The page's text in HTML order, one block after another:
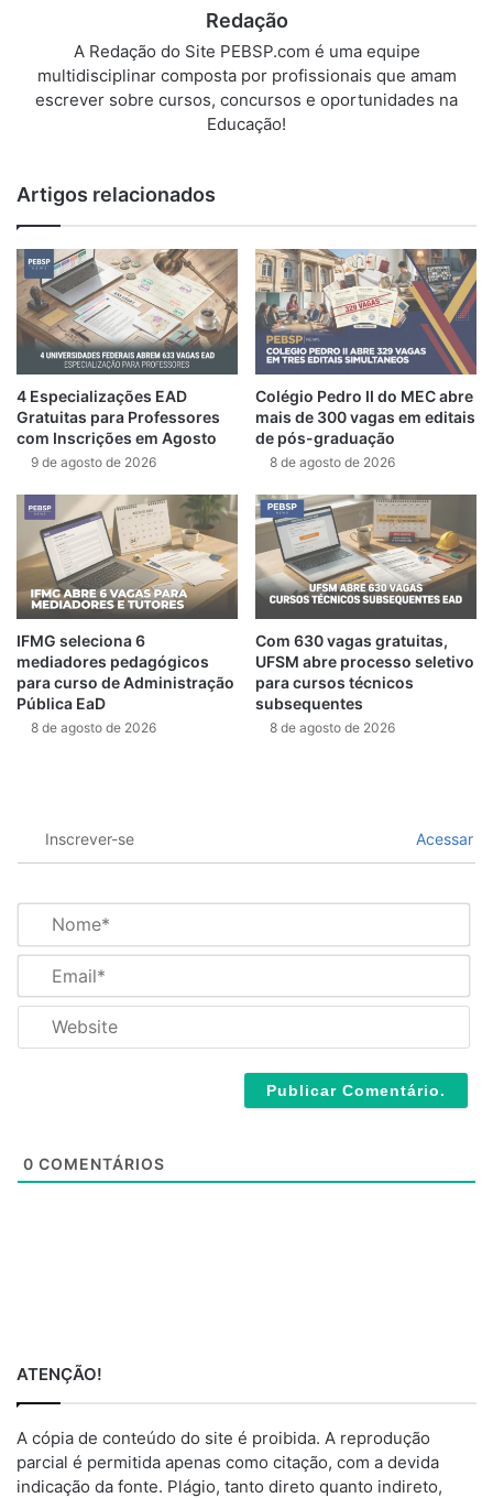
Redação
A Redação do Site PEBSP.com é uma equipe
multidisciplinar composta por profissionais que amam
escrever sobre cursos, concursos e oportunidades na
Educação!
Artigos relacionados
4 Especializações EAD
Gratuitas para Professores
com Inscrições em Agosto
9 de agosto de 2026
Colégio Pedro II do MEC abre
mais de 300 vagas em editais
de pós-graduação
8 de agosto de 2026
IFMG seleciona 6
mediadores pedagógicos
para curso de Administração
Pública EaD
8 de agosto de 2026
Com 630 vagas gratuitas,
UFSM abre processo seletivo
para cursos técnicos
subsequentes
8 de agosto de 2026
Inscrever-se Acessar
m
*a
l
0 COMENTÁRIOS
ATENÇÃO!
A cópia de conteúdo do site é proibida. A reprodução
parcial é permitida apenas como citação, com a devida
indicação da fonte. Plágio, tanto direto quanto indireto,